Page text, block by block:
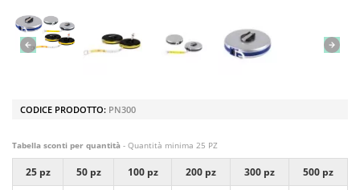
CODICE PRODOTTO: PN300
Tabella sconti per quantità - Quantità minima 25 PZ
25 pz 50 pz 100 pz 200 pz 300 pz
500 pz